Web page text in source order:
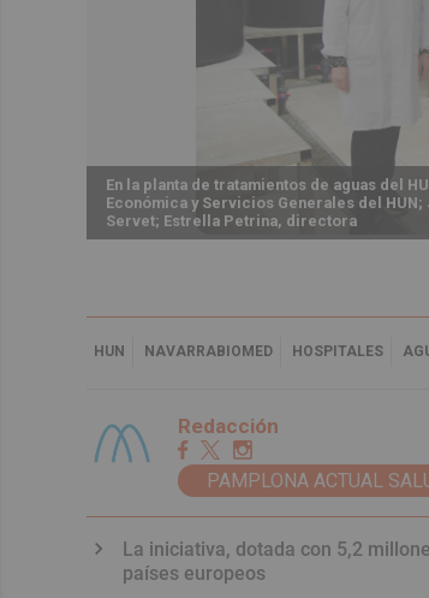
En la planta de tratamientos de aguas del
Económica y Servicios Generales del
Servet; Estrella Petrina, directora
HUN NAVARRABIOMED HOSPITALES
Redacción
PAMPLONA ACTUAL
La iniciativa, dotada con 5,2
países europeos